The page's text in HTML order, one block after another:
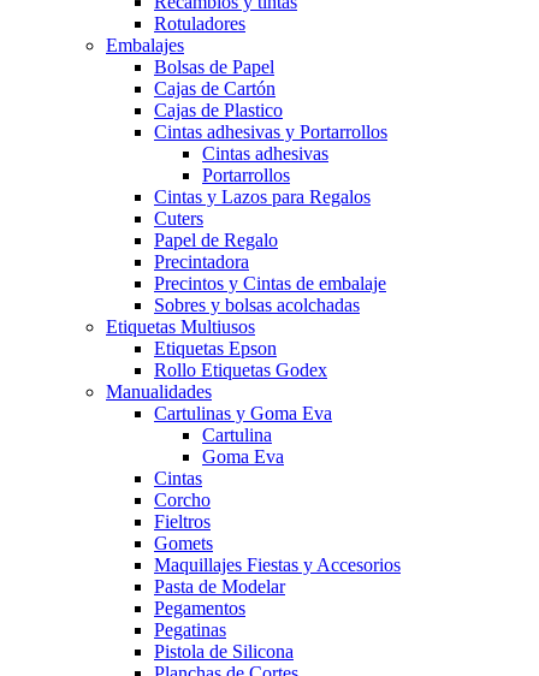
Rotuladores
Embalajes
Bolsas de Papel
Cajas de Cartón
Cajas de Plastico
Cintas adhesivas y Portarrollos
Cintas adhesivas
Portarrollos
Cintas y Lazos para Regalos
Cuters
Papel de Regalo
Precintadora
Precintos y Cintas de embalaje
Sobres y bolsas acolchadas
Etiquetas Multiusos
Etiquetas Epson
Rollo Etiquetas Godex
Manualidades
Cartulinas y Goma Eva
Cartulina
Goma Eva
Cintas
Corcho
Fieltros
Gomets
Maquillajes Fiestas y Accesorios
Pasta de Modelar
Pegamentos
Pegatinas
Pistola de Silicona